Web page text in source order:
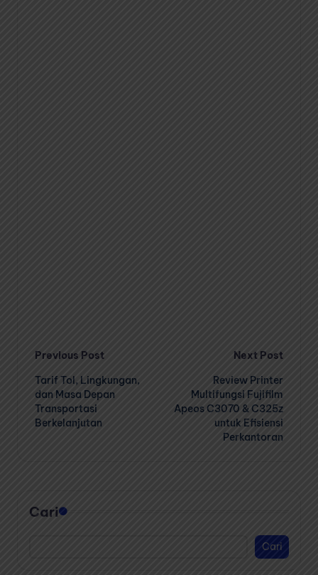
Post
navigation
Previous Post
Tarif Tol, Lingkungan,
dan Masa Depan
Transportasi
Berkelanjutan
Next Post
Review Printer
Multifungsi Fujifilm
Apeos C3070 & C325z
untuk Efisiensi
Perkantoran
Cari
Cari